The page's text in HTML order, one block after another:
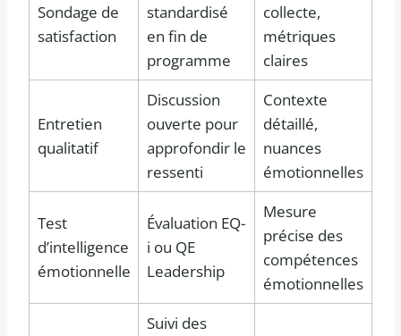
Sondage de
satisfaction
standardisé
en fin de
programme
collecte,
métriques
claires
Entretien
qualitatif
Discussion
ouverte pour
approfondir le
ressenti
Contexte
détaillé,
nuances
émotionnelles
Test
d’intelligence
émotionnelle
Évaluation EQ-
i ou QE
Leadership
Mesure
précise des
compétences
émotionnelles
Suivi des